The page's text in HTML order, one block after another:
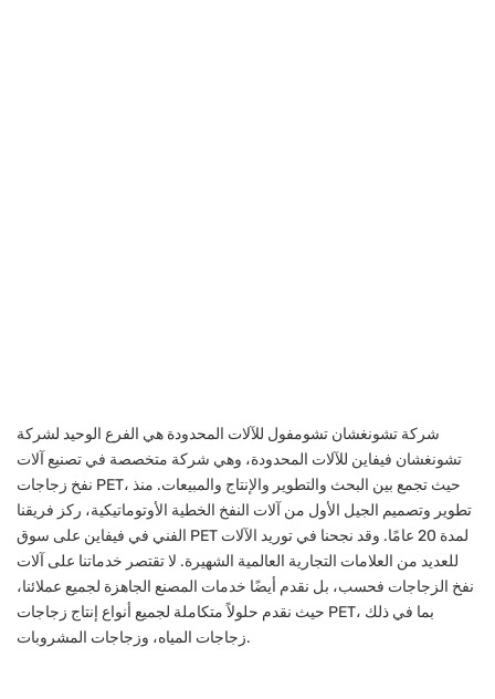
شركة تشونغشان تشومفول للآلات المحدودة هي الفرع الوحيد لشركة
تشونغشان فيفاين للآلات المحدودة، وهي شركة متخصصة في تصنيع آلات
نفخ زجاجات PET، حيث تجمع بين البحث والتطوير والإنتاج والمبيعات. منذ
تطوير وتصميم الجيل الأول من آلات النفخ الخطية الأوتوماتيكية، ركز فريقنا
الفني في فيفاين على سوق PET لمدة 20 عامًا. وقد نجحنا في توريد الآلات
للعديد من العلامات التجارية العالمية الشهيرة. لا تقتصر خدماتنا على آلات
نفخ الزجاجات فحسب، بل نقدم أيضًا خدمات المصنع الجاهزة لجميع عملائنا،
حيث نقدم حلولاً متكاملة لجميع أنواع إنتاج زجاجات PET، بما في ذلك
زجاجات المياه، وزجاجات المشروبات.